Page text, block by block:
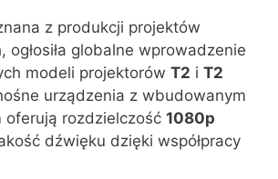
z produkcji projektów
ogłosiła globalne wprowadzenie
modeli projektorów T2 i T2
urządzenia z wbudowanym
oferują rozdzielczość 1080p
dźwięku dzięki współpracy